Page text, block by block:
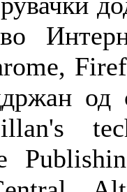
од